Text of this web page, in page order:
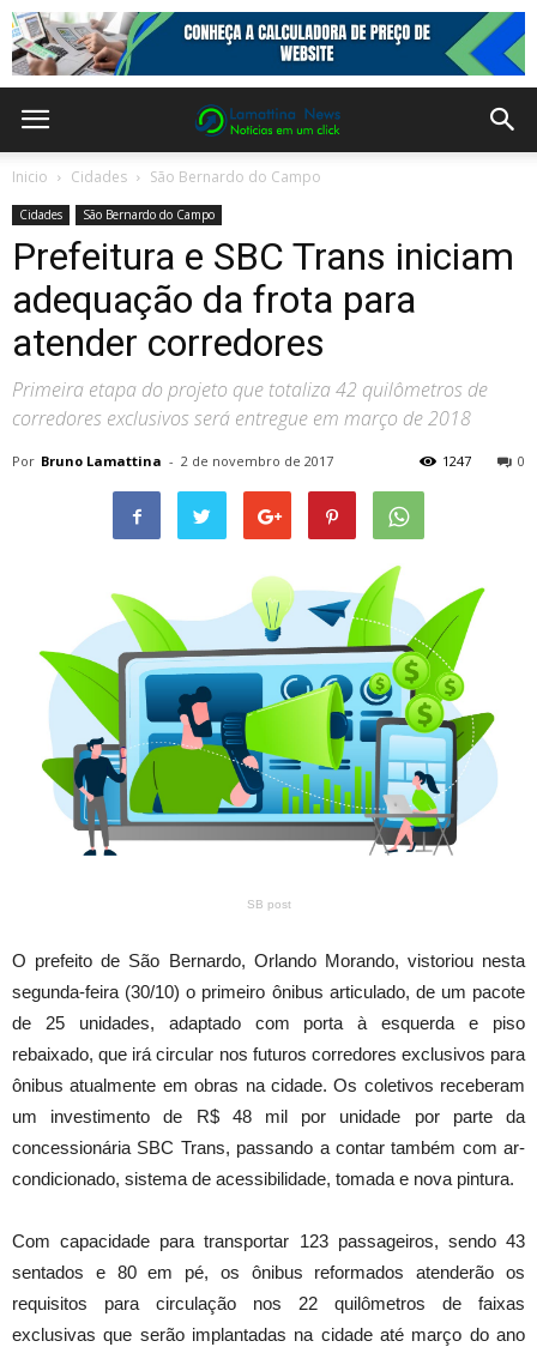
Inicio Cidades São Bernardo do Campo
Cidades São Bernardo do Campo
Prefeitura e SBC Trans iniciam
adequação da frota para
atender corredores
Primeira etapa do projeto que totaliza 42 quilômetros de
corredores exclusivos será entregue em março de 2018
Por Bruno Lamattina - 2 de novembro de 2017 0
1247
SB post
O prefeito de São Bernardo, Orlando Morando, vistoriou nesta
segunda-feira (30/10) o primeiro ônibus articulado, de um pacote
de 25 unidades, adaptado com porta à esquerda e piso
rebaixado, que irá circular nos futuros corredores exclusivos para
ônibus atualmente em obras na cidade. Os coletivos receberam
um investimento de R$ 48 mil por unidade por parte da
concessionária SBC Trans, passando a contar também com ar-
condicionado, sistema de acessibilidade, tomada e nova pintura.
Com capacidade para transportar 123 passageiros, sendo 43
sentados e 80 em pé, os ônibus reformados atenderão os
requisitos para circulação nos 22 quilômetros de faixas
exclusivas que serão implantadas na cidade até março do ano